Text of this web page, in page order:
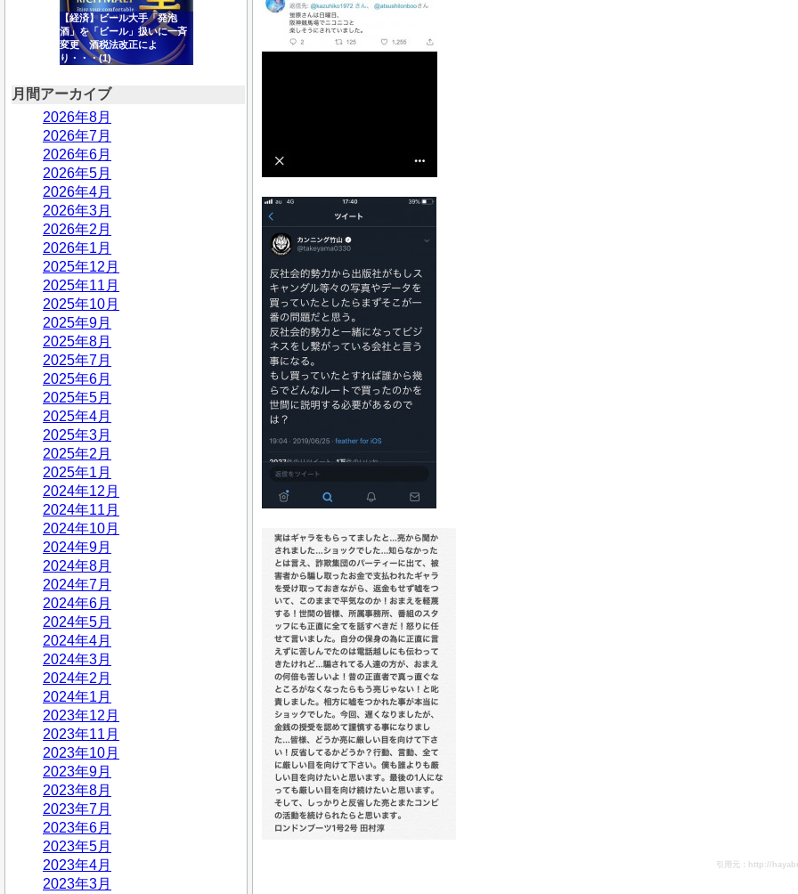
【経済】ビール大手「発泡
酒」を「ビール」扱いに一斉
変更 酒税法改正によ
り・・・(1)
月間アーカイブ
2026年8月
2026年7月
2026年6月
2026年5月
2026年4月
2026年3月
2026年2月
2026年1月
2025年12月
2025年11月
2025年10月
2025年9月
2025年8月
2025年7月
2025年6月
2025年5月
2025年4月
2025年3月
2025年2月
2025年1月
2024年12月
2024年11月
2024年10月
2024年9月
2024年8月
2024年7月
2024年6月
2024年5月
2024年4月
2024年3月
2024年2月
2024年1月
2023年12月
2023年11月
2023年10月
2023年9月
2023年8月
2023年7月
2023年6月
2023年5月
2023年4月
2023年3月
引用元：http://